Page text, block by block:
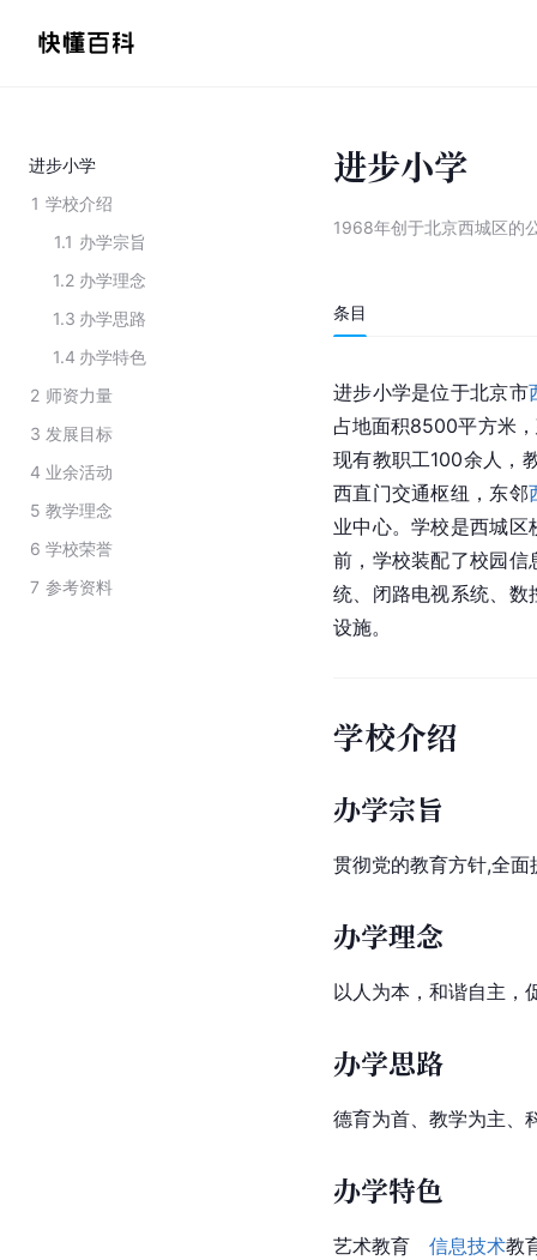
进步小学
1 学校介绍
1.1 办学宗旨
1.2 办学理念
1.3 办学思路
1.4 办学特色
2 师资力量
3 发展目标
4 业余活动
5 教学理念
6 学校荣誉
7 参考资料
进步小学
1968年创于北京西城区的
条目
进步小学是位于北京市
占地面积8500平方米，
现有教职工100余人，
西直门交通枢纽 ，东邻
业中心。学校是西城
前，学校装配了校园
统、 闭路电视系统、数
设施。
学校介绍
办学宗旨
贯彻党的教育方针,全
办学理念
以人为本，和谐自主，
办学思路
德育为首、教学为主、
办学特色
艺术教育 信息技术教